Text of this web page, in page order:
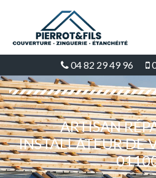
04 82 29 49 96
ARTISAN
INSTALLATEUR DE